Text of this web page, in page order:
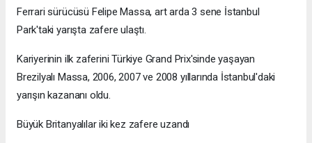
Ferrari sürücüsü Felipe Massa, art arda 3 sene İstanbul
Park'taki yarışta zafere ulaştı.
Kariyerinin ilk zaferini Türkiye Grand Prix'sinde yaşayan
Brezilyalı Massa, 2006, 2007 ve 2008 yıllarında İstanbul'daki
yarışın kazananı oldu.
Büyük Britanyalılar iki kez zafere uzandı